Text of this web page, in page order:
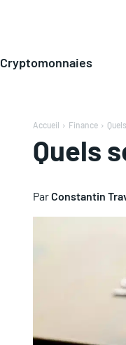
Cryptomonnaies
Accueil Finance
Quels
ParConstantin